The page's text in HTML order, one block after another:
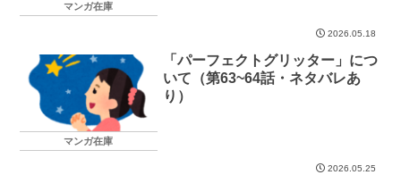
マンガ在庫
2026.05.18
マンガ在庫
「パーフェクトグリッター」につ
いて（第63~64話・ネタバレあ
り）
2026.05.25